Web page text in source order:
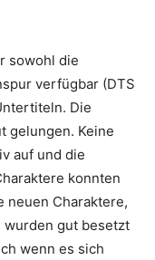
sowohl die
verfügbar (DTS
Die
gelungen. Keine
auf und die
konnten
neuen Charaktere,
wurden gut besetzt
wenn es sich